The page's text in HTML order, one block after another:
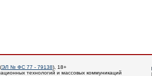
ЭЛ № ФС 77 - 79138), 18+
технологий и массовых коммуникаций